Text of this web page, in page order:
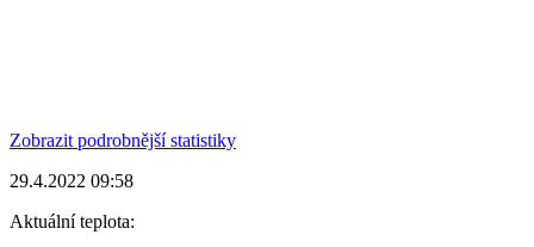
Zobrazit podrobnější statistiky
29.4.2022 09:58
Aktuální teplota: